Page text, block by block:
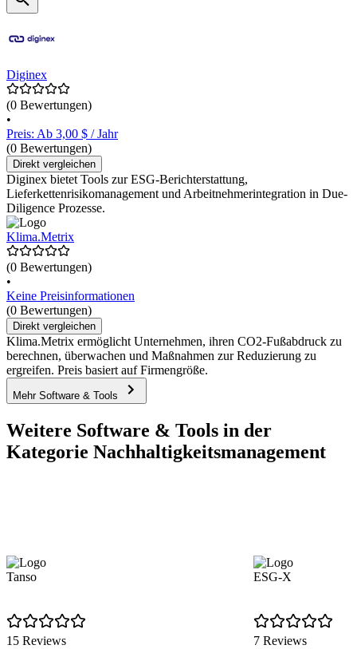
Diginex
(0 Bewertungen)
•
Preis: Ab 3,00 $ / Jahr
(0 Bewertungen)
Direkt vergleichen
Diginex bietet Tools zur ESG-Berichterstattung,
Lieferkettenrisikomanagement und Arbeitnehmerintegration in Due-
Diligence Prozesse.
Klima.Metrix
(0 Bewertungen)
•
Keine Preisinformationen
(0 Bewertungen)
Direkt vergleichen
Klima.Metrix ermöglicht Unternehmen, ihren CO2-Fußabdruck zu
berechnen, überwachen und Maßnahmen zur Reduzierung zu
ergreifen. Preis basiert auf Firmengröße.
Mehr Software & Tools
Weitere Software & Tools in der
Kategorie Nachhaltigkeitsmanagement
Tanso
15 Reviews
ESG-X
7 Reviews